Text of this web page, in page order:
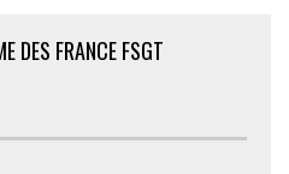
DES FRANCE FSGT